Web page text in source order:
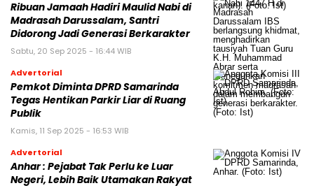
Ribuan Jamaah Hadiri Maulid Nabi di
Madrasah Darussalam, Santri
Didorong Jadi Generasi Berkarakter
Sabtu, 20 Sep 2025 - 16:44 WIB
Advertorial
Pemkot Diminta DPRD Samarinda
Tegas Hentikan Parkir Liar di Ruang
Publik
Kamis, 11 Sep 2025 - 16:53 WIB
Advertorial
Anhar : Pejabat Tak Perlu ke Luar
Negeri, Lebih Baik Utamakan Rakyat